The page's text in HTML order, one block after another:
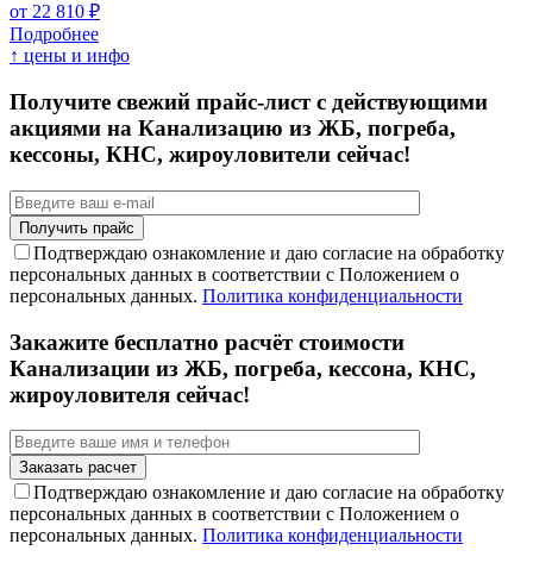
от 22 810 ₽
Подробнее
↑ цены и инфо
Получите свежий прайс-лист с действующими
акциями на Канализацию из ЖБ, погреба,
кессоны, КНС, жироуловители сейчас!
Подтверждаю ознакомление и даю согласие на обработку
персональных данных в соответствии с Положением о
персональных данных. Политика конфиденциальности
Закажите бесплатно расчёт стоимости
Канализации из ЖБ, погреба, кессона, КНС,
жироуловителя сейчас!
Подтверждаю ознакомление и даю согласие на обработку
персональных данных в соответствии с Положением о
персональных данных. Политика конфиденциальности